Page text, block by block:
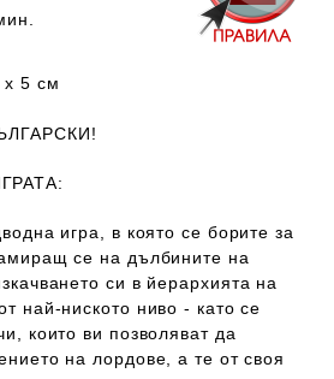
х 5 см
игра, в която се борите за
се на дълбините на
си в йерархията на
най-ниското ниво - като се
които ви позволяват да
на лордове, а те от своя